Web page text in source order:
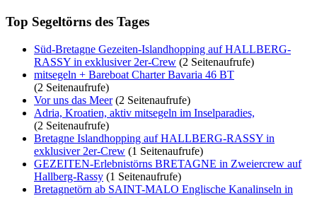
Top Segeltörns des Tages
Süd-Bretagne Gezeiten-Islandhopping auf HALLBERG-
RASSY in exklusiver 2er-Crew (2 Seitenaufrufe)
mitsegeln + Bareboat Charter Bavaria 46 BT
(2 Seitenaufrufe)
Vor uns das Meer(2 Seitenaufrufe)
Adria, Kroatien, aktiv mitsegeln im Inselparadies,
(2 Seitenaufrufe)
Bretagne Islandhopping auf HALLBERG-RASSY in
exklusiver 2er-Crew (1 Seitenaufrufe)
GEZEITEN-Erlebnistörns BRETAGNE in Zweiercrew auf
Hallberg-Rassy (1 Seitenaufrufe)
Bretagnetörn ab SAINT-MALO Englische Kanalinseln in